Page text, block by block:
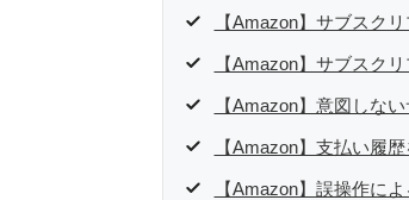
【Amazon】サブスク
【Amazon】サブスク
【Amazon】意図しな
【Amazon】支払い履
【Amazon】誤操作に